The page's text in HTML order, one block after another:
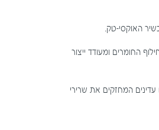
האוקסי-טק.
החומרים ומעודד ייצור
המחזקים את שרירי